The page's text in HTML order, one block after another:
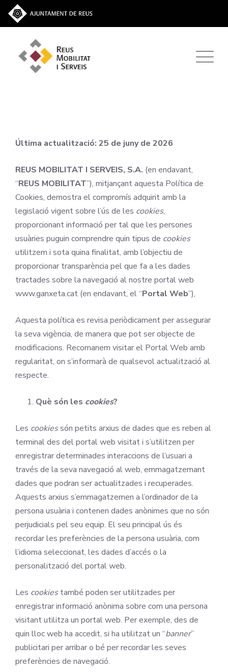
Última actualització: 25 de juny de 2026
REUS MOBILITAT I SERVEIS, S.A. (en endavant,
“REUS MOBILITAT”), mitjançant aquesta Política de
Cookies, demostra el compromís adquirit amb la
legislació vigent sobre l’ús de les cookies,
proporcionant informació per tal que les persones
usuàries puguin comprendre quin tipus de cookies
utilitzem i sota quina finalitat, amb l’objectiu de
proporcionar transparència pel que fa a les dades
tractades sobre la navegació al nostre portal web
www.ganxeta.cat (en endavant, el “Portal Web”),
Aquesta política es revisa periòdicament per assegurar
la seva vigència, de manera que pot ser objecte de
modificacions. Recomanem visitar el Portal Web amb
regularitat, on s’informarà de qualsevol actualització al
respecte.
Què són les cookies?
Les cookiessón petits arxius de dades que es reben al
terminal des del portal web visitat i s’utilitzen per
enregistrar determinades interaccions de l’usuari a
través de la seva navegació al web, emmagatzemant
dades que podran ser actualitzades i recuperades.
Aquests arxius s’emmagatzemen a l’ordinador de la
persona usuària i contenen dades anònimes que no són
perjudicials pel seu equip. El seu principal ús és
recordar les preferències de la persona usuària, com
l’idioma seleccionat, les dades d’accés o la
personalització del portal web.
Les cookiestambé poden ser utilitzades per
enregistrar informació anònima sobre com una persona
visitant utilitza un portal web. Per exemple, des de
quin lloc web ha accedit, si ha utilitzat un “banner”
publicitari per arribar o bé per recordar les seves
preferències de navegació.